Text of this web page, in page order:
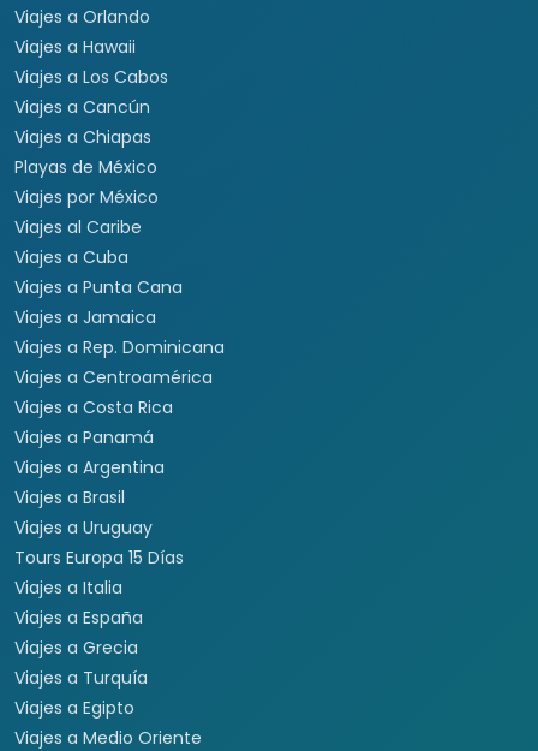
Viajes a Orlando
Viajes a Hawaii
Viajes a Los Cabos
Viajes a Cancún
Viajes a Chiapas
Playas de México
Viajes por México
Viajes al Caribe
Viajes a Cuba
Viajes a Punta Cana
Viajes a Jamaica
Viajes a Rep. Dominicana
Viajes a Centroamérica
Viajes a Costa Rica
Viajes a Panamá
Viajes a Argentina
Viajes a Brasil
Viajes a Uruguay
Tours Europa 15 Días
Viajes a Italia
Viajes a España
Viajes a Grecia
Viajes a Turquía
Viajes a Egipto
Viajes a Medio Oriente